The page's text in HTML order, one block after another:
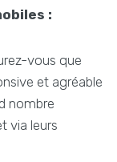
:
vous que
et agréable
nombre
via leurs